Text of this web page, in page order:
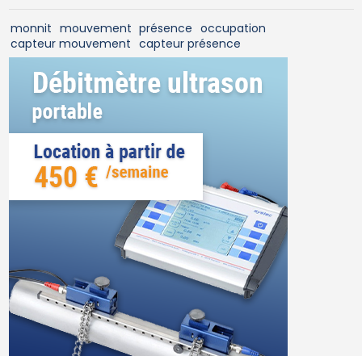
monnit mouvement présence occupation
capteur mouvement capteur présence